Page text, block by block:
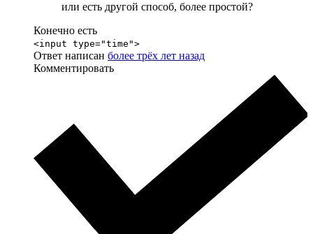
или есть другой способ, более простой?
Конечно есть
<input type="time">
Ответ написан более трёх лет назад
Комментировать